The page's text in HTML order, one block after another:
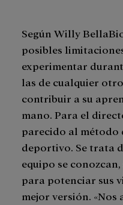
Según Willy
posibles
experimentar
las de cualquier
contribuir a su
mano. Para el
parecido al método
deportivo. Se trata
equipo se
para potenciar sus
mejor versión. «Nos